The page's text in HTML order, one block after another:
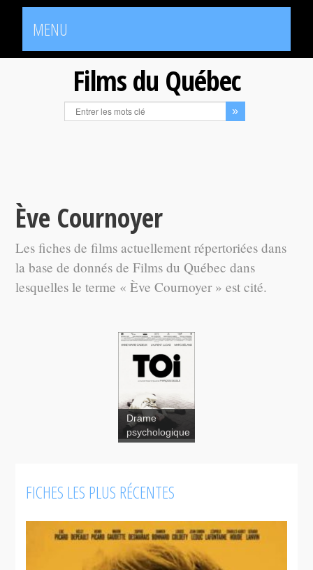
MENU
Films du Québec
Ève Cournoyer
Les fiches de films actuellement répertoriées dans
la base de donnés de Films du Québec dans
lesquelles le terme « Ève Cournoyer » est cité.
Drame
psychologique
FICHES LES PLUS RÉCENTES